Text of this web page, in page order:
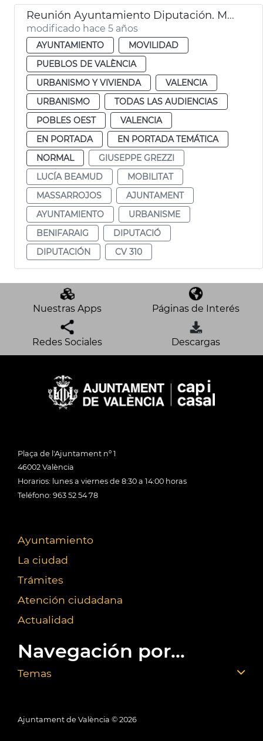
Reunión Ayuntamiento Diputación. Massarrojos y Benifaraig
modificado hace 5 años
AYUNTAMIENTO
MOVILIDAD
PUEBLOS DE VALÈNCIA
URBANISMO Y VIVIENDA
VALENCIA
URBANISMO
TODAS LAS AUDIENCIAS
POBLES OEST
VALENCIA
EN PORTADA
EN PORTADA TEMÁTICA
NORMAL
GIUSEPPE GREZZI
LUCÍA BEAMUD
MOBILITAT
MASSARROJOS
AJUNTAMENT
AYUNTAMIENTO
URBANISME
BENIFARAIG
DIPUTACIÓ
DIPUTACIÓN
CV 310
Nuestras Apps Páginas de Interés
Redes Sociales Descargas
Plaça de l'Ajuntament nº 1
46002 València
Horarios: lunes a viernes de 8:30 a 14:00 horas
Teléfono: 963 52 54 78
Ayuntamiento
La ciudad
Trámites
Atención ciudadana
Actualidad
Navegación por...
Temas
Ajuntament de València © 2026